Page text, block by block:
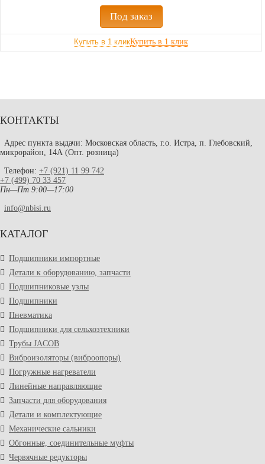
Под заказ
Купить в 1 клик
КОНТАКТЫ
Адрес пункта выдачи: Московская область, г.о. Истра, п. Глебовский,
микрорайон, 14А (Опт. розница)
Телефон: +7 (921) 11 99 742
+7 (499) 70 33 457
Пн—Пт 9:00—17:00
info@nbisi.ru
КАТАЛОГ
Подшипники импортные
Детали к оборудованию, запчасти
Подшипниковые узлы
Подшипники
Пневматика
Подшипники для сельхозтехники
Трубы JACOB
Виброизоляторы (виброопоры)
Погружные нагреватели
Линейные направляющие
Запчасти для оборудования
Детали и комплектующие
Механические сальники
Обгонные, соединительные муфты
Червячные редукторы